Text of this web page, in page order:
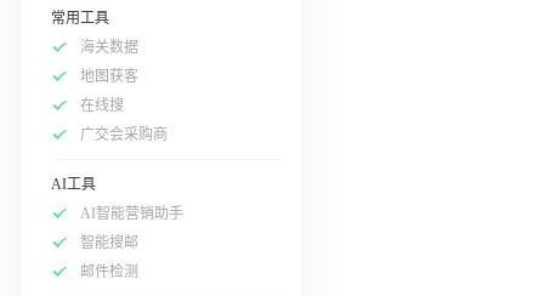
常用工具
海关数据
地图获客
在线搜
广交会采购商
AI工具
AI智能营销助手
智能搜邮
邮件检测